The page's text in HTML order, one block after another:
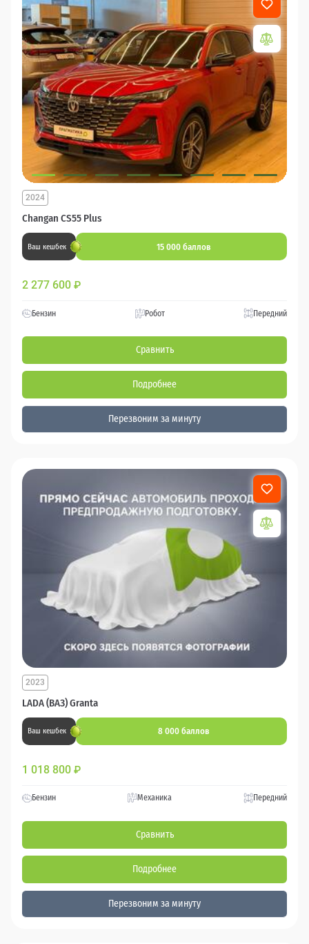
Changan CS55 Plus
2024
Ваш кешбек 15 000 баллов
2 277 600 ₽
Бензин Робот Передний
Сравнить
Подробнее
Перезвоним за минуту
LADA (ВАЗ) Granta
2023
Ваш кешбек 8 000 баллов
1 018 800 ₽
Бензин Механика Передний
Сравнить
Подробнее
Перезвоним за минуту